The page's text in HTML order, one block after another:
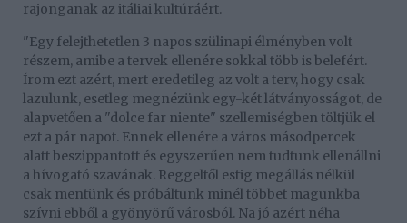
rajonganak az itáliai kultúráért.
"Egy felejthetetlen 3 napos szülinapi élményben volt
részem, amibe a tervek ellenére sokkal több is belefért.
Írom ezt azért, mert eredetileg az volt a terv, hogy csak
lazulunk, esetleg megnézünk egy-két látványosságot, de
alapvetően a "dolce far niente" szellemiségben töltjük el
ezt a pár napot. Ennek ellenére a város másodpercek
alatt beszippantott és egyszerűen nem tudtunk ellenállni
a hívogató szavának. Reggeltől estig megállás nélkül
csak mentünk és próbáltunk minél többet magunkba
szívni ebből a gyönyörű városból. Na jó azért néha